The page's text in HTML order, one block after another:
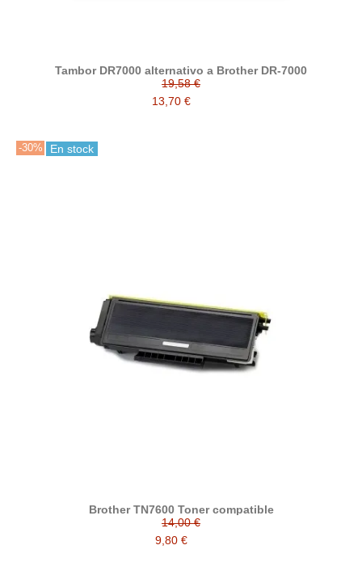
Tambor DR7000 alternativo a Brother DR-7000
19,58 €
13,70 €
-30% En stock
Brother TN7600 Toner compatible
14,00 €
9,80 €